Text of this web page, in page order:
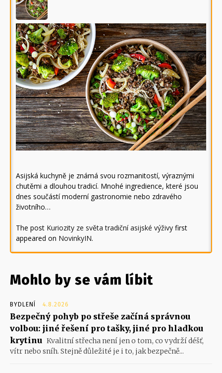
Asijská kuchyně je známá svou rozmanitostí, výraznými
chutěmi a dlouhou tradicí. Mnohé ingredience, které jsou
dnes součástí moderní gastronomie nebo zdravého
životního…
The post Kuriozity ze světa tradiční asijské výživy first
appeared on NovinkyIN.
Mohlo by se vám líbit
BYDLENÍ 4.8.2026
Bezpečný pohyb po střeše začíná správnou
volbou: jiné řešení pro tašky, jiné pro hladkou
krytinu Kvalitní střecha není jen o tom, co vydrží déšť,
vítr nebo sníh. Stejně důležité je i to, jak bezpečně...